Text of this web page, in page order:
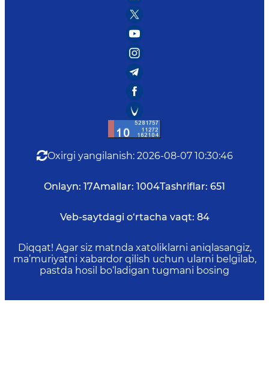
Oxirgi yangilanish: 2026-08-07 10:30:46
Onlayn: 17Amallar: 1004Tashriflar: 651
Veb-saytdagi o‘rtacha vaqt: 84
Diqqat! Agar siz matnda xatoliklarni aniqlasangiz,
ma’muriyatni xabardor qilish uchun ularni belgilab,
pastda hosil bo‘ladigan tugmani bosing